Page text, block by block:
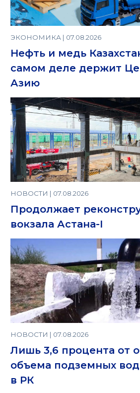
ЭКОНОМИКА | 07.08.2026
Нефть и медь
самом деле держит
Азию
НОВОСТИ | 07.08.2026
Продолжает
вокзала Астана-I
НОВОСТИ | 07.08.2026
Лишь 3,6 процента от
объема подземных
в РК